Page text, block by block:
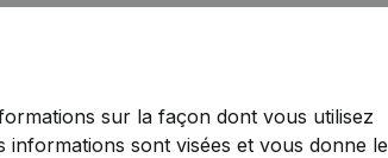
sur la façon dont vous utilisez
informations sont visées et vous donne le